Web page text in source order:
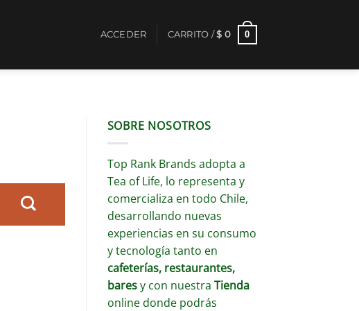
ACCEDER CARRITO /$ 0 0
SOBRE NOSOTROS
Top Rank Brands adopta a
Tea of Life, lo representa y
comercializa en todo Chile,
desarrollando nuevas
experiencias en su consumo
y tecnología tanto en
cafeterías, restaurantes,
baresy con nuestra Tienda
online donde podrás